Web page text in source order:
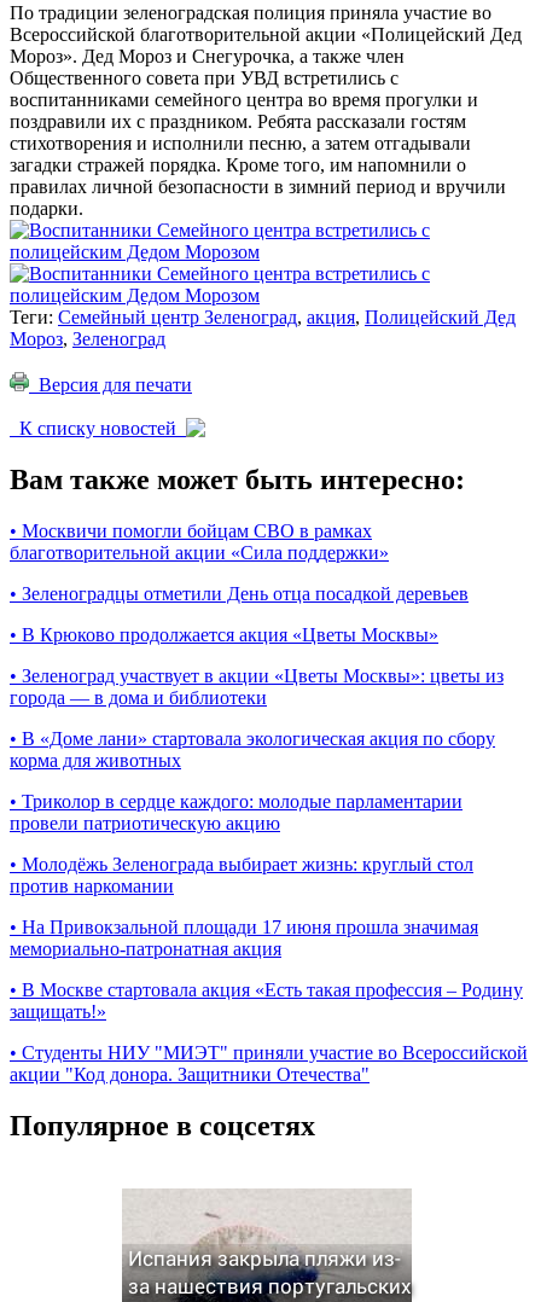
По традиции зеленоградская полиция приняла участие во
Всероссийской благотворительной акции «Полицейский Дед
Мороз». Дед Мороз и Снегурочка, а также член
Общественного совета при УВД встретились с
воспитанниками семейного центра во время прогулки и
поздравили их с праздником. Ребята рассказали гостям
стихотворения и исполнили песню, а затем отгадывали
загадки стражей порядка. Кроме того, им напомнили о
правилах личной безопасности в зимний период и вручили
подарки.
Теги: Семейный центр Зеленоград, акция, Полицейский Дед
Мороз, Зеленоград
Версия для печати
К списку новостей
Вам также может быть интересно:
• Москвичи помогли бойцам СВО в рамках
благотворительной акции «Сила поддержки»
• Зеленоградцы отметили День отца посадкой деревьев
• В Крюково продолжается акция «Цветы Москвы»
• Зеленоград участвует в акции «Цветы Москвы»: цветы из
города — в дома и библиотеки
• В «Доме лани» стартовала экологическая акция по сбору
корма для животных
• Триколор в сердце каждого: молодые парламентарии
провели патриотическую акцию
• Молодёжь Зеленограда выбирает жизнь: круглый стол
против наркомании
• На Привокзальной площади 17 июня прошла значимая
мемориально-патронатная акция
• В Москве стартовала акция «Есть такая профессия – Родину
защищать!»
• Студенты НИУ "МИЭТ" приняли участие во Всероссийской
акции "Код донора. Защитники Отечества"
Популярное в соцсетях
Испания закрыла пляжи из-
за нашествия португальских